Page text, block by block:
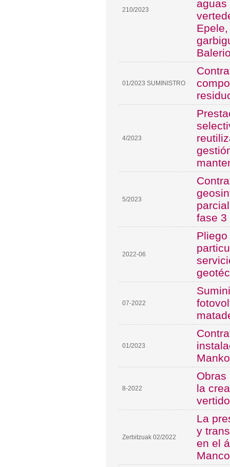
210/2023
01/2023 SUMINISTRO
4/2023
5/2023
fase 3
2022-06
07-2022
01/2023
8-2022
Obras
la
Zerbitzuak 02/2022
La
y
en el